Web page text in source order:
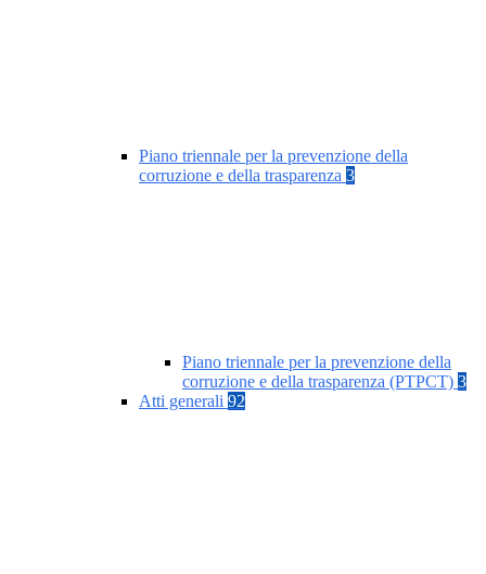
Piano triennale per la prevenzione della
corruzione e della trasparenza 3
Piano triennale per la prevenzione della
corruzione e della trasparenza (PTPCT) 3
Atti generali 92